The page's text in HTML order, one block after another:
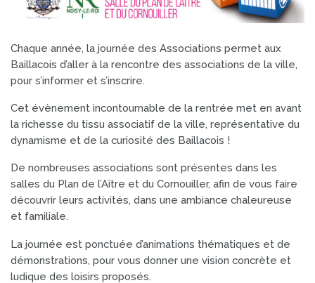
Chaque année, la journée des Associations permet aux
Baillacois d’aller à la rencontre des associations de la ville,
pour s’informer et s’inscrire.
Cet évènement incontournable de la rentrée met en avant
la richesse du tissu associatif de la ville, représentative du
dynamisme et de la curiosité des Baillacois !
De nombreuses associations sont présentes dans les
salles du Plan de l’Aître et du Cornouiller, afin de vous faire
découvrir leurs activités, dans une ambiance chaleureuse
et familiale.
La journée est ponctuée d’animations thématiques et de
démonstrations, pour vous donner une vision concrète et
ludique des loisirs proposés.